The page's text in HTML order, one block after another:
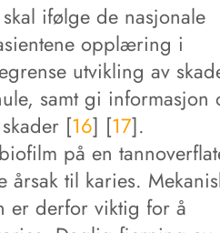
ifølge de nasjonale
opplæring i
utvikling av
samt gi informasjon
[16] [17].
på en
årsak til karies.
er derfor viktig for å